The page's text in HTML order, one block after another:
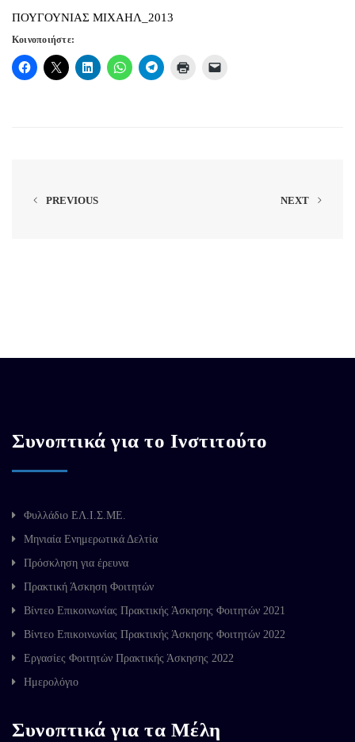
ΠΟΥΓΟΥΝΙΑΣ ΜΙΧΑΗΛ_2013
Κοινοποιήστε:
PREVIOUS NEXT
Συνοπτικά για το Ινστιτούτο
Φυλλάδιο ΕΛ.Ι.Σ.ΜΕ.
Μηνιαία Ενημερωτικά Δελτία
Πρόσκληση για έρευνα
Πρακτική Άσκηση Φοιτητών
Βίντεο Επικοινωνίας Πρακτικής Άσκησης Φοιτητών 2021
Βίντεο Επικοινωνίας Πρακτικής Άσκησης Φοιτητών 2022
Εργασίες Φοιτητών Πρακτικής Άσκησης 2022
Ημερολόγιο
Συνοπτικά για τα Μέλη